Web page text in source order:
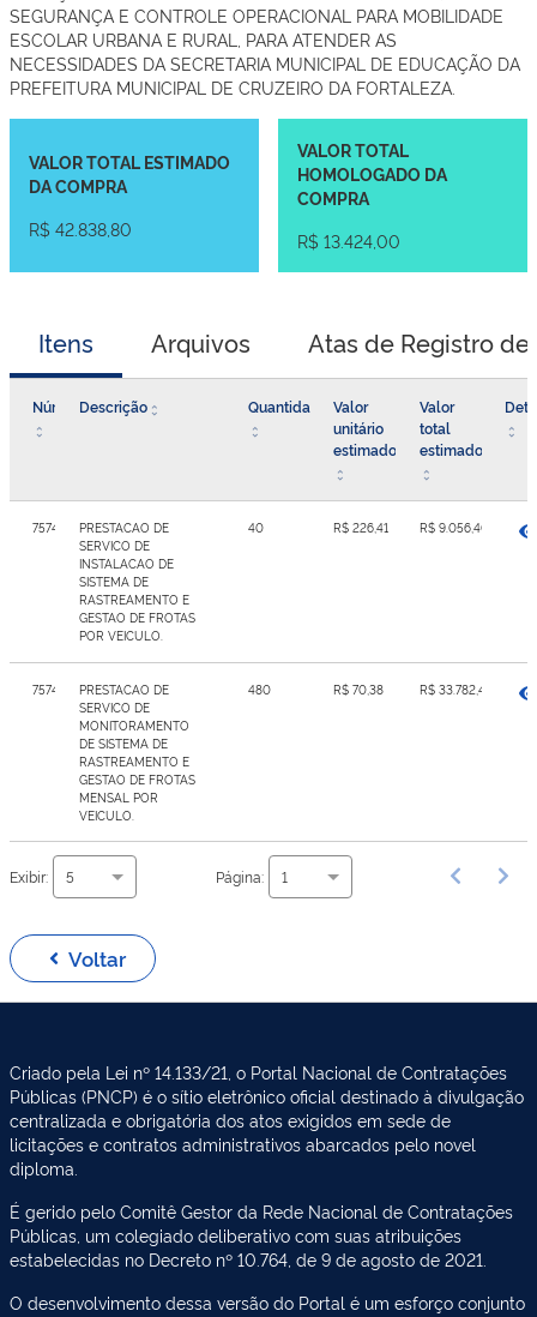
SEGURANÇA E CONTROLE OPERACIONAL PARA MOBILIDADE
ESCOLAR URBANA E RURAL, PARA ATENDER AS
NECESSIDADES DA SECRETARIA MUNICIPAL DE EDUCAÇÃO DA
PREFEITURA MUNICIPAL DE CRUZEIRO DA FORTALEZA.
VALOR TOTAL ESTIMADO
DA COMPRA
R$ 42.838,80
VALOR TOTAL
HOMOLOGADO DA
COMPRA
R$ 13.424,00
Itens Arquivos Atas de Registro de
NúmeroDescrição Quantidade
Valor
unitário
estimado
Valor
total
estimado
7574412 PRESTACAO DE
SERVICO DE
INSTALACAO DE
SISTEMA DE
RASTREAMENTO E
GESTAO DE FROTAS
POR VEICULO.
40 R$ 226,41 R$ 9.056,40
7574413 PRESTACAO DE
SERVICO DE
MONITORAMENTO
DE SISTEMA DE
RASTREAMENTO E
GESTAO DE FROTAS
MENSAL POR
VEICULO.
480 R$ 70,38 R$ 33.782,40
Exibir: 5 Página: 1
Voltar
Criado pela Lei nº 14.133/21, o Portal Nacional de Contratações
Públicas (PNCP) é o sítio eletrônico oficial destinado à divulgação
centralizada e obrigatória dos atos exigidos em sede de
licitações e contratos administrativos abarcados pelo novel
diploma.
É gerido pelo Comitê Gestor da Rede Nacional de Contratações
Públicas, um colegiado deliberativo com suas atribuições
estabelecidas no Decreto nº 10.764, de 9 de agosto de 2021.
O desenvolvimento dessa versão do Portal é um esforço conjunto